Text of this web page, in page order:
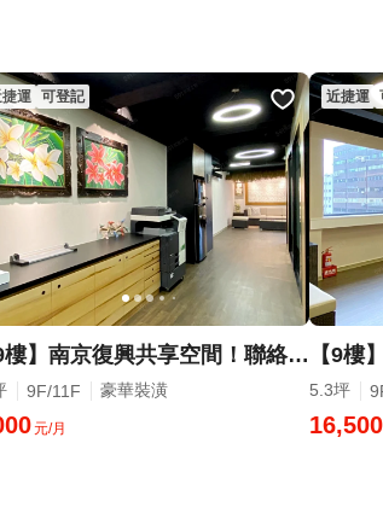
運 可登記
【9樓】南京復興共享空間！聯絡處只要1000元！
9F/11F 豪華裝潢
元/月
近捷運
5.3坪
16,500